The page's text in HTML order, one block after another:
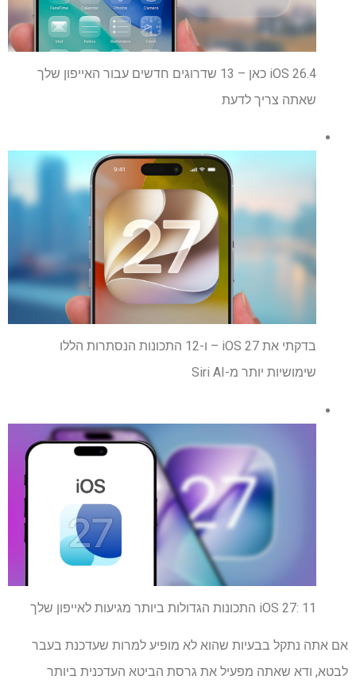
iOS 26.4 כאן – 13 שדרוגים חדשים עבור האייפון שלך
שאתה צריך לדעת
בדקתי את iOS 27 – ו-12 התכונות הנסתרות הללו
שימושיות יותר מ-Siri AI
iOS 27: 11 התכונות הגדולות ביותר מגיעות לאייפון שלך
אם אתה נתקל בבעיות שהוא לא מופיע למרות שעדכנת בעבר
לבטא, ודא שאתה מפעיל את גרסת הביטא העדכנית ביותר